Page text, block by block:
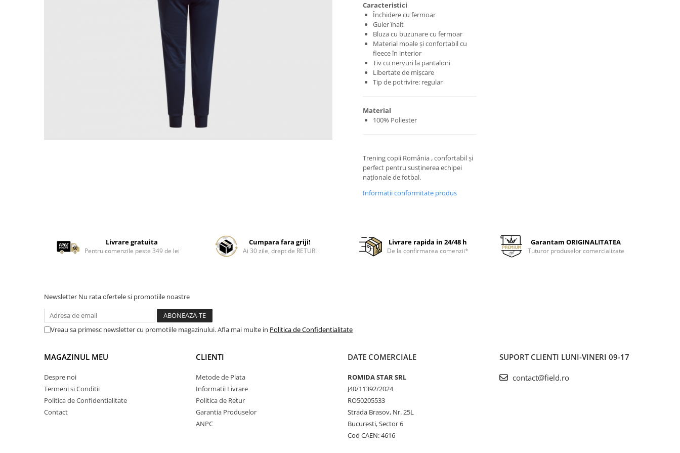
Caracteristici
Închidere cu fermoar
Guler înalt
Bluza cu buzunare cu fermoar
Material moale și confortabil cu
fleece în interior
Tiv cu nervuri la pantaloni
Libertate de mișcare
Tip de potrivire: regular
Material
100% Poliester
Trening copii România , confortabil și
perfect pentru susținerea echipei
naționale de fotbal.
Informatii conformitate produs
Livrare gratuita
Pentru comenzile peste 349 de lei
Cumpara fara griji!
Ai 30 zile, drept de RETUR!
Livrare rapida in 24/48 h
De la confirmarea comenzii*
Garantam ORIGINALITATEA
Tuturor produselor comercializate
Newsletter Nu rata ofertele si promotiile noastre
Vreau sa primesc newsletter cu promotiile magazinului. Afla mai multe in Politica de Confidentialitate
MAGAZINUL MEU
Despre noi
Termeni si Conditii
Politica de Confidentialitate
Contact
CLIENTI
Metode de Plata
Informatii Livrare
Politica de Retur
Garantia Produselor
ANPC
DATE COMERCIALE
ROMIDA STAR SRL
J40/11392/2024
RO50205533
Strada Brasov, Nr. 25L
Bucuresti, Sector 6
Cod CAEN: 4616
SUPORT CLIENTI LUNI-VINERI 09-17
contact@field.ro